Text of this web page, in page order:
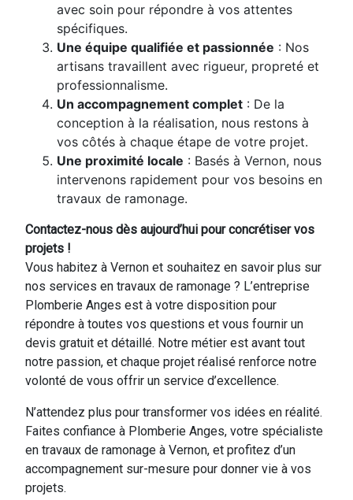
avec soin pour répondre à vos attentes
spécifiques.
Une équipe qualifiée et passionnée : Nos
artisans travaillent avec rigueur, propreté et
professionnalisme.
Un accompagnement complet : De la
conception à la réalisation, nous restons à
vos côtés à chaque étape de votre projet.
Une proximité locale : Basés à Vernon, nous
intervenons rapidement pour vos besoins en
travaux de ramonage.
Contactez-nous dès aujourd’hui pour concrétiser vos
projets !
Vous habitez à Vernon et souhaitez en savoir plus sur
nos services en travaux de ramonage ? L’entreprise
Plomberie Anges est à votre disposition pour
répondre à toutes vos questions et vous fournir un
devis gratuit et détaillé. Notre métier est avant tout
notre passion, et chaque projet réalisé renforce notre
volonté de vous offrir un service d’excellence.
N’attendez plus pour transformer vos idées en réalité.
Faites confiance à Plomberie Anges, votre spécialiste
en travaux de ramonage à Vernon, et profitez d’un
accompagnement sur-mesure pour donner vie à vos
projets.